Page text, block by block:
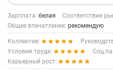
Зарплата: белая Соответствие
Общее впечатление: рекомендую
Коллектив:
Условия труда:
Карьерный рост: